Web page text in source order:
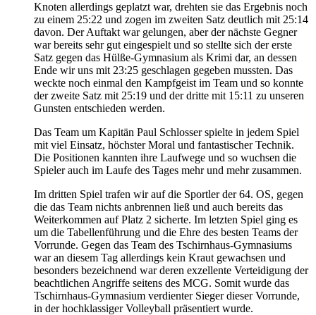
Knoten allerdings geplatzt war, drehten sie das Ergebnis noch
zu einem 25:22 und zogen im zweiten Satz deutlich mit 25:14
davon. Der Auftakt war gelungen, aber der nächste Gegner
war bereits sehr gut eingespielt und so stellte sich der erste
Satz gegen das Hülße-Gymnasium als Krimi dar, an dessen
Ende wir uns mit 23:25 geschlagen gegeben mussten. Das
weckte noch einmal den Kampfgeist im Team und so konnte
der zweite Satz mit 25:19 und der dritte mit 15:11 zu unseren
Gunsten entschieden werden.
Das Team um Kapitän Paul Schlosser spielte in jedem Spiel
mit viel Einsatz, höchster Moral und fantastischer Technik.
Die Positionen kannten ihre Laufwege und so wuchsen die
Spieler auch im Laufe des Tages mehr und mehr zusammen.
Im dritten Spiel trafen wir auf die Sportler der 64. OS, gegen
die das Team nichts anbrennen ließ und auch bereits das
Weiterkommen auf Platz 2 sicherte. Im letzten Spiel ging es
um die Tabellenführung und die Ehre des besten Teams der
Vorrunde. Gegen das Team des Tschirnhaus-Gymnasiums
war an diesem Tag allerdings kein Kraut gewachsen und
besonders bezeichnend war deren exzellente Verteidigung der
beachtlichen Angriffe seitens des MCG. Somit wurde das
Tschirnhaus-Gymnasium verdienter Sieger dieser Vorrunde,
in der hochklassiger Volleyball präsentiert wurde.